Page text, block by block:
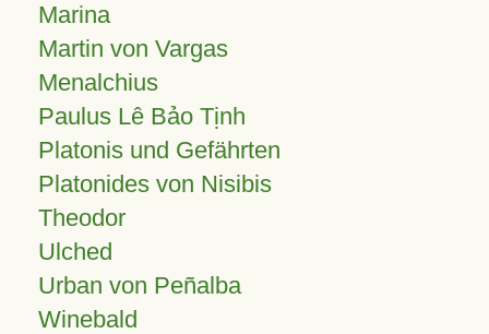
Marina
Martin von Vargas
Menalchius
Paulus Lê Bảo Tịnh
Platonis und Gefährten
Platonides von Nisibis
Theodor
Ulched
Urban von Peñalba
Winebald